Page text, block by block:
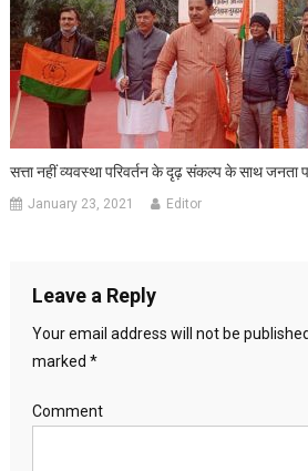
सत्ता नहीं व्यवस्था परिवर्तन के दृढ़ संकल्प के साथ जनता
January 23, 2021 Editor
Leave a Reply
Your email address will not be
marked *
Comment